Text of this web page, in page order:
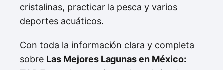
cristalinas, practicar la pesca y varios
deportes acuáticos.
Con toda la información clara y completa
sobre Las Mejores Lagunas en México: